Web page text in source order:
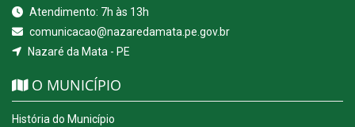
Atendimento: 7h às 13h
comunicacao@nazaredamata.pe.gov.br
Nazaré da Mata - PE
O MUNICÍPIO
História do Município